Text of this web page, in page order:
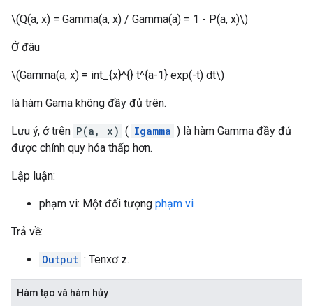
\(Q(a, x) = Gamma(a, x) / Gamma(a) = 1 - P(a, x)\)
Ở đâu
\(Gamma(a, x) = int_{x}^{} t^{a-1} exp(-t) dt\)
là hàm Gama không đầy đủ trên.
Lưu ý, ở trên P(a, x) ( Igamma ) là hàm Gamma đầy đủ
được chính quy hóa thấp hơn.
Lập luận:
phạm vi: Một đối tượng phạm vi
Trả về:
Output : Tenxơ z.
Hàm tạo và hàm hủy